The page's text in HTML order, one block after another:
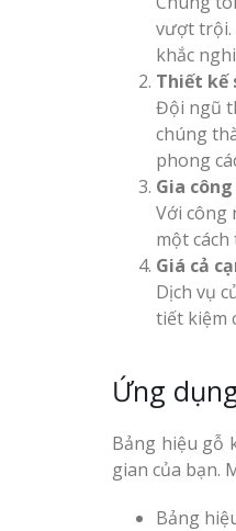
vượt trội.
khắc
Thiết kế
Đội ngũ
chúng
phong
Gia
Với công
một
Giá cả
Dịch vụ
tiết kiệm
Ứng
Bảng hiệu gỗ
gian của bạn.
Bảng
Vinh Nghệ An
Làm
Vinh
Làm
Nghệ An giá rẻ
Nghệ An
Làm
Vinh